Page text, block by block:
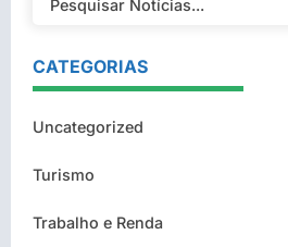
CATEGORIAS
Uncategorized
Turismo
Trabalho e Renda